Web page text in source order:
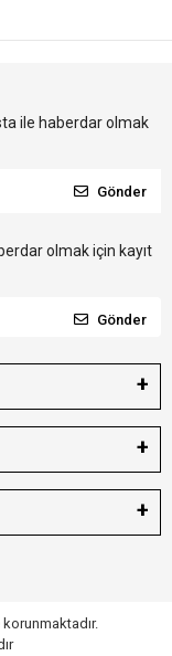
ile haberdar olmak
Gönder
olmak için kayıt
Gönder